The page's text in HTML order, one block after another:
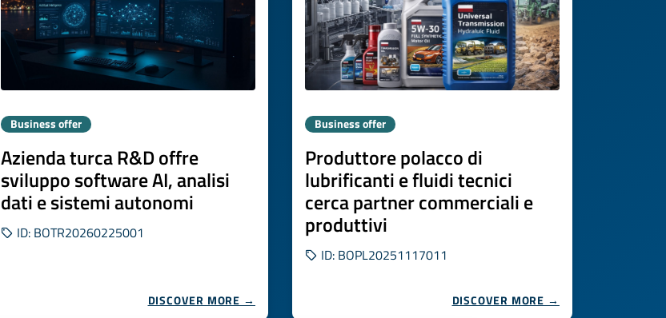
Business offer
Azienda turca R&D offre
sviluppo software AI, analisi
dati e sistemi autonomi
ID: BOTR20260225001
DISCOVER MORE →
Business offer
Produttore polacco di
lubrificanti e fluidi tecnici
cerca partner commerciali e
produttivi
ID: BOPL20251117011
DISCOVER MORE →